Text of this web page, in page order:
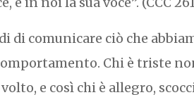
di comunicare ciò che
Chi è triste
volto, e così chi è allegro,